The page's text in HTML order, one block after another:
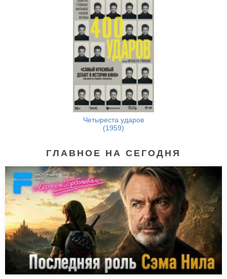
Четыреста ударов
(1959)
ГЛАВНОЕ НА СЕГОДНЯ